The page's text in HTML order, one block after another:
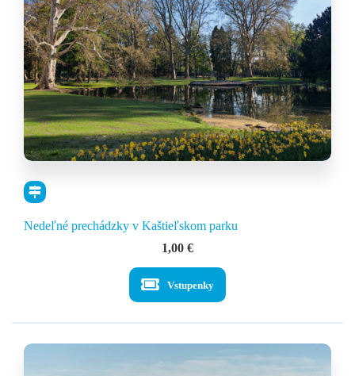
Nedeľné prechádzky v Kaštieľskom parku
1,00 €
Vstupenky